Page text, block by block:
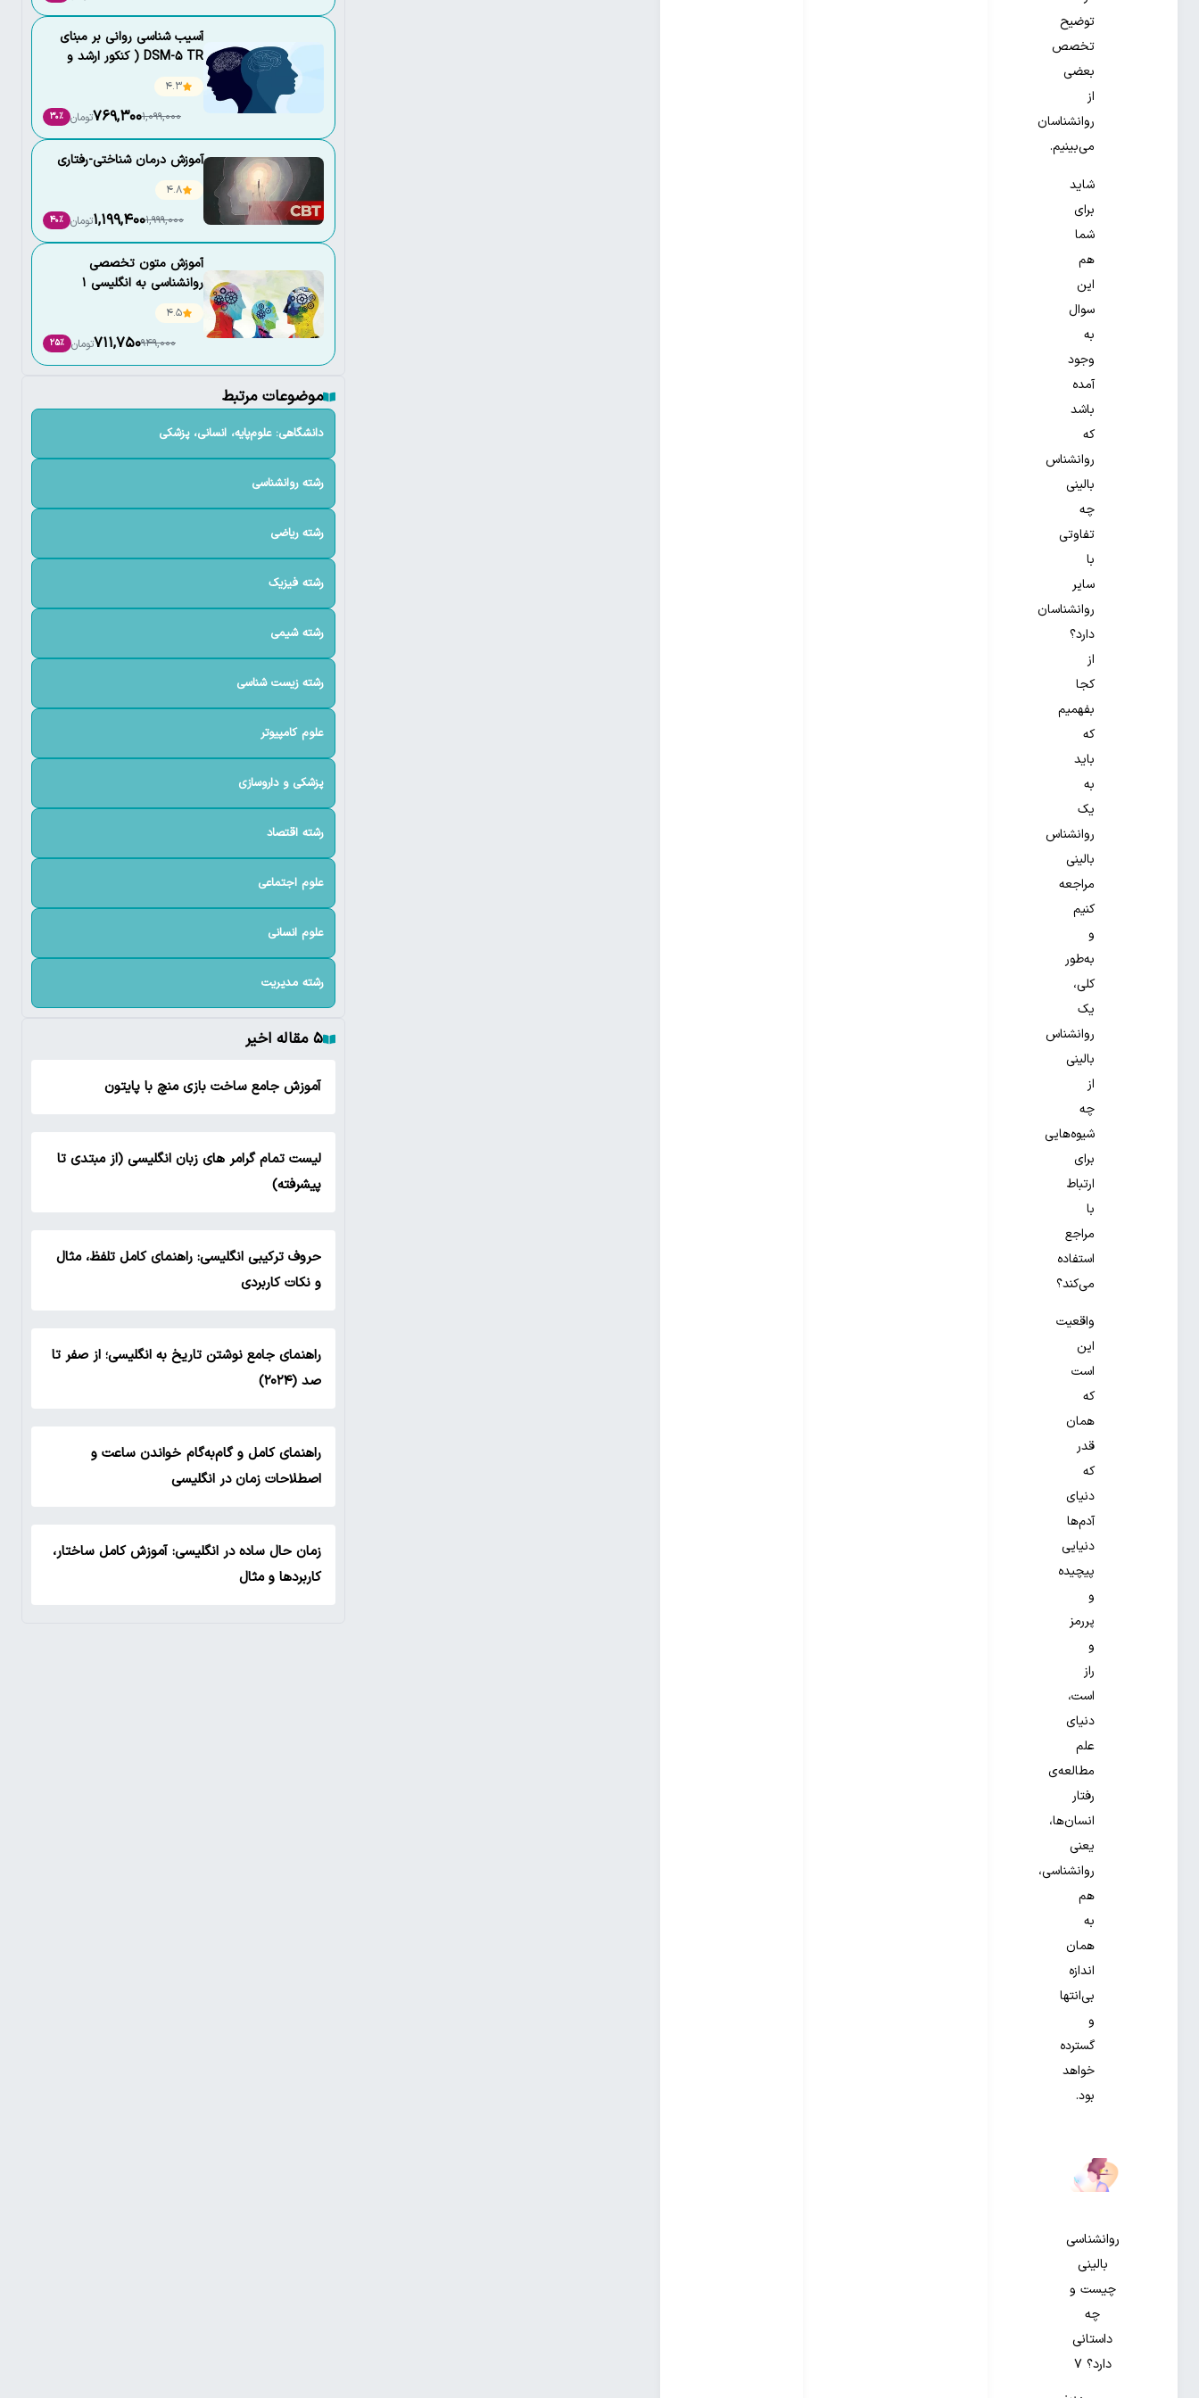
توضیح
تخصص
بعضی
از
روانشناسان
می‌بینیم.
شاید
برای
شما
هم
این
سوال
به
وجود
آمده
باشد
که
روانشناس
بالینی
چه
تفاوتی
با
سایر
روانشناسان
دارد؟
از
کجا
بفهمیم
که
باید
به
یک
روانشناس
بالینی
مراجعه
کنیم
و
به‌طور
کلی،
یک
روانشناس
بالینی
از
چه
شیوه‌هایی
برای
ارتباط
با
مراجع
استفاده
می‌کند؟
واقعیت
این
است
که
همان
قدر
که
دنیای
آدم‌ها
دنیایی
پیچیده
و
پررمز
و
راز
است،
دنیای
علم
مطالعه‌ی
رفتار
انسان‌ها،
یعنی
روانشناسی‌،
هم
به
همان
اندازه
بی‌انتها
و
گسترده
خواهد
بود.
روانشناسی
بالینی
چیست و
چه
داستانی
دارد؟ ۷
آسیب شناسی روانی بر مبنای
DSM-5 TR ( کنکور ارشد و
4.3
1,099,000
769,300تومان 30٪
آموزش درمان شناختی-رفتاری
4.8
1,999,000
1,199,400تومان 40٪
آموزش متون تخصصی
روانشناسی به انگلیسی 1
4.5
949,000
711,750تومان 25٪
موضوعات مرتبط
دانشگاهی: علوم‌پایه، انسانی، پزشکی
رشته روانشناسی
رشته ریاضی
رشته فیزیک
رشته شیمی
رشته زیست شناسی
علوم کامپیوتر
پزشکی و داروسازی
رشته اقتصاد
علوم اجتماعی
علوم انسانی
رشته مدیریت
۵ مقاله اخیر
آموزش جامع ساخت بازی منچ با پایتون
لیست تمام گرامر های زبان انگلیسی (از مبتدی تا
پیشرفته)
حروف ترکیبی انگلیسی: راهنمای کامل تلفظ، مثال
و نکات کاربردی
راهنمای جامع نوشتن تاریخ به انگلیسی؛ از صفر تا
صد (۲۰۲۴)
راهنمای کامل و گام‌به‌گام خواندن ساعت و
اصطلاحات زمان در انگلیسی
زمان حال ساده در انگلیسی: آموزش کامل ساختار،
کاربردها و مثال